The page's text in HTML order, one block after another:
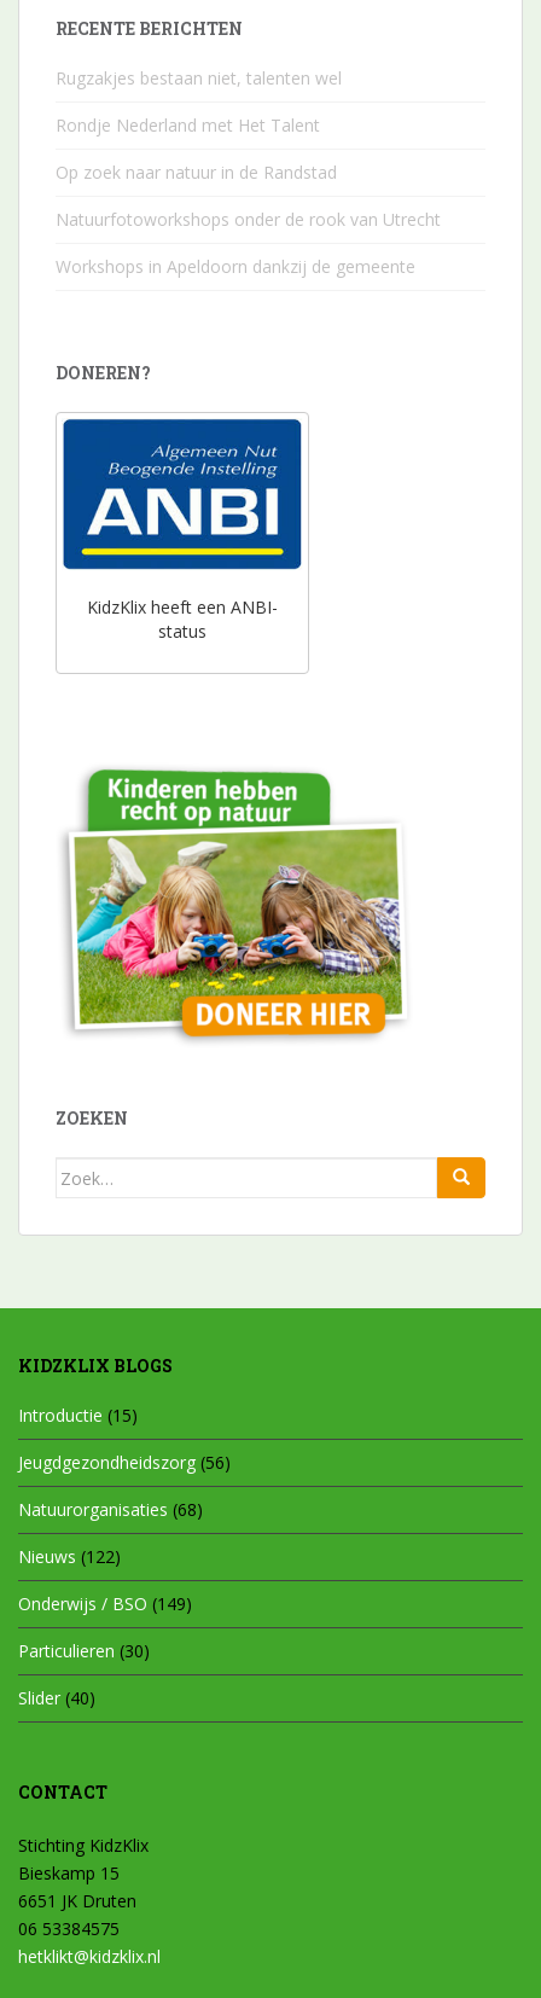
RECENTE BERICHTEN
Rugzakjes bestaan niet, talenten wel
Rondje Nederland met Het Talent
Op zoek naar natuur in de Randstad
Natuurfotoworkshops onder de rook van Utrecht
Workshops in Apeldoorn dankzij de gemeente
DONEREN?
KidzKlix heeft een ANBI-
status
ZOEKEN
Zoek
KIDZKLIX BLOGS
Introductie (15)
Jeugdgezondheidszorg (56)
Natuurorganisaties (68)
Nieuws (122)
Onderwijs / BSO (149)
Particulieren (30)
Slider (40)
CONTACT
Stichting KidzKlix
Bieskamp 15
6651 JK Druten
06 53384575
hetklikt@kidzklix.nl